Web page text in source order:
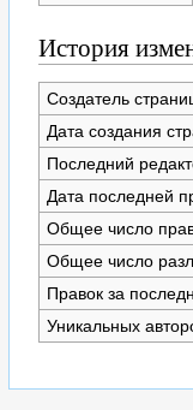
История
Создатель
Дата создания
Последний
Дата последней
Общее число
Общее число
Правок за
Уникальных